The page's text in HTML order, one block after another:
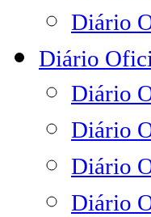
Diário
Diário
Diário
Diário
Diário
Diário